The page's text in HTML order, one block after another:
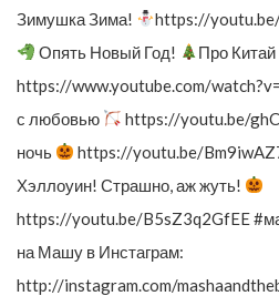
Зимушка Зима!
https://
Опять Новый Год!
Про Китай
https://www.youtube.com/
с любовью
https://youtu.be/
ночь
https://youtu.be/
Хэллоуин! Страшно, аж жуть!
https://youtu.be/B5sZ3q2GfEE
на Машу в Инстаграм:
http://instagram.com/